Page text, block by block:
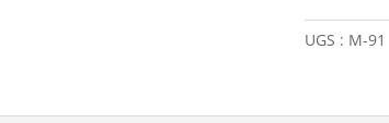
Lot
UGS : M-91